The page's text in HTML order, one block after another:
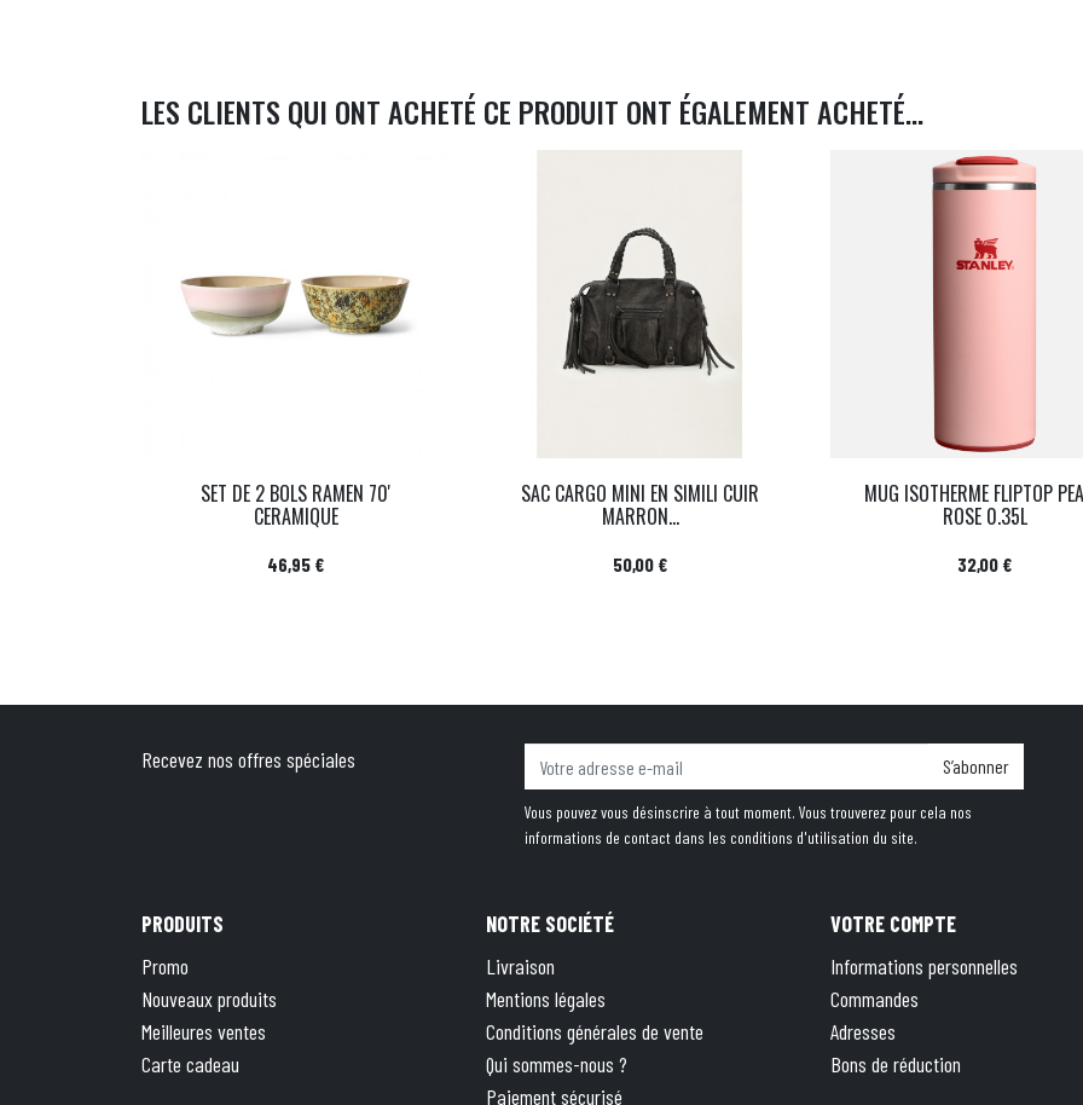
LES CLIENTS QUI ONT ACHETÉ CE PRODUIT ONT ÉGALEMENT ACHETÉ...
SET DE 2 BOLS RAMEN 70'
CERAMIQUE
Prix
46,95 €
SAC CARGO MINI EN SIMILI CUIR
MARRON...
Prix
50,00 €
MUG ISOTHERME FLIPTOP
ROSE 0.35L
Prix
32,00 €
Recevez nos offres spéciales S’abonner
Vous pouvez vous désinscrire à tout moment. Vous trouverez pour cela nos
informations de contact dans les conditions d'utilisation du site.
PRODUITS
Promo
Nouveaux produits
Meilleures ventes
Carte cadeau
NOTRE SOCIÉTÉ
Livraison
Mentions légales
Conditions générales de vente
Qui sommes-nous ?
Paiement sécurisé
VOTRE COMPTE
Informations personnelles
Commandes
Adresses
Bons de réduction